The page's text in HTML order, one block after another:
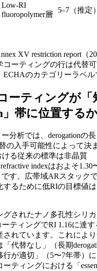
Low-RI
fluoropolymer層
5–7（推定）
XV restriction report（
コーティングの行は代替
のカテゴリーラベル
ーティングが「
」帯に位置する
ー分析では、derogationの
の入手可能性によって決
る従来の標準は非晶質
indexはおよそ1.30
です。広帯域ARスタック
るために低RIの目標値は
グされたナノ多孔性シリ
ーティングでRI 1.16に達
されています。これによ
代替なし」（長期
行が適切」（5〜7年帯）
ティングにおける「